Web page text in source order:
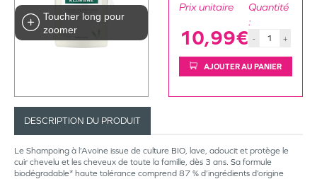
Toucher long pour
zoomer
Prix unitaire
10,99€
Quantité
:
- +
AJOUTER AU PANIER
DESCRIPTION DU PRODUIT
Le Shampoing à l’Avoine issue de culture BIO, lave, adoucit et protège le
cuir chevelu et les cheveux de toute la famille, dès 3 ans. Sa formule
biodégradable* haute tolérance comprend 87 % d’ingrédients d’origine